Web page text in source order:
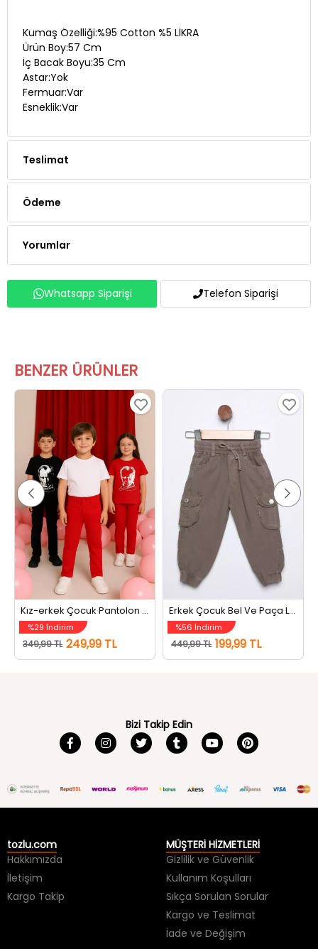
Kumaş Özelliği:%95 Cotton %5 LİKRA
Ürün Boy:57 Cm
İç Bacak Boyu:35 Cm
Astar:Yok
Fermuar:Var
Esneklik:Var
Teslimat
Ödeme
Yorumlar
Whatsapp Siparişi Telefon Siparişi
BENZER ÜRÜNLER
Kız-erkek Çocuk Pantolon Kırmızı
%29 İndirim
349,99 TL 249,99 TL
Erkek Çocuk Bel Ve Paça Lastikli Kargo Cep Pantolon Vizon
%56 İndirim
449,99 TL 199,99 TL
Bizi Takip Edin
tozlu.com
Hakkımızda
İletişim
Kargo Takip
MÜŞTERİ HİZMETLERİ
Gizlilik ve Güvenlik
Kullanım Koşulları
Sıkça Sorulan Sorular
Kargo ve Teslimat
İade ve Değişim